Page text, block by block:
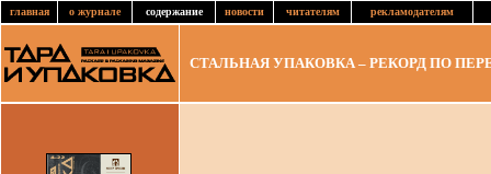
главная о журнале содержание новости читателям рекламодателям
СТАЛЬНАЯ УПАКОВКА – РЕКОРД ПO